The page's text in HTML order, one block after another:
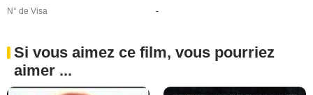
N° de Visa
-
Si vous aimez ce film, vous pourriez
aimer ...